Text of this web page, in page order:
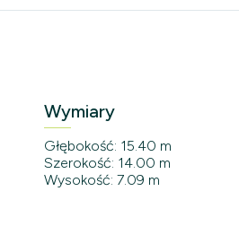
Wymiary
Głębokość: 15.40 m
Szerokość: 14.00 m
Wysokość: 7.09 m